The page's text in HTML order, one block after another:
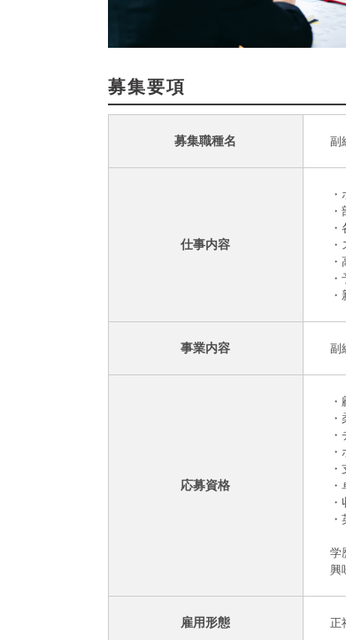
募集要項
募集職種名 副
仕事内容
事業内容 副
応募資格
学
興
雇用形態 正